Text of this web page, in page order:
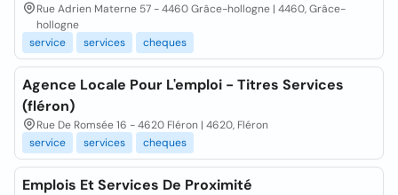
Rue Adrien Materne 57 - 4460 Grâce-hollogne | 4460, Grâce-
hollogne
service
services cheques
Agence Locale Pour L'emploi - Titres Services
(fléron)
Rue De Romsée 16 - 4620 Fléron | 4620, Fléron
service
services cheques
Emplois Et Services De Proximité